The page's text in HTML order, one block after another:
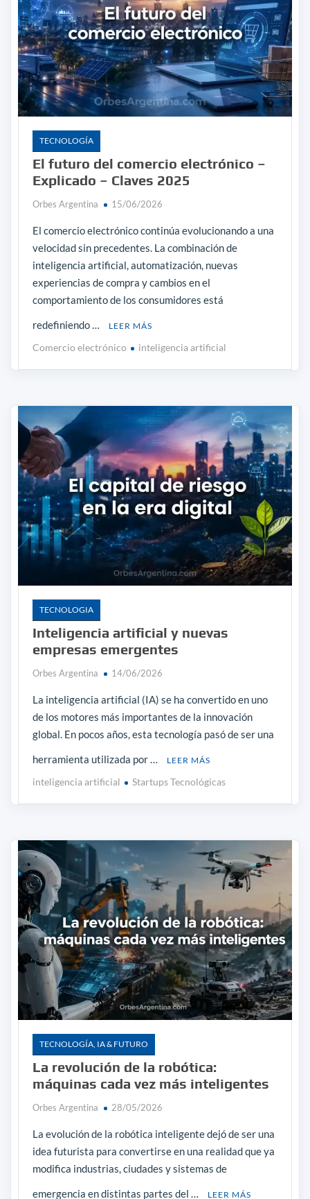
TECNOLOGÍA
El futuro del comercio electrónico –
Explicado – Claves 2025
Orbes Argentina 15/06/2026
El comercio electrónico continúa evolucionando a una
velocidad sin precedentes. La combinación de
inteligencia artificial, automatización, nuevas
experiencias de compra y cambios en el
comportamiento de los consumidores está
redefiniendo …
LEER MÁS
Comercio electrónico inteligencia artificial
TECNOLOGIA
Inteligencia artificial y nuevas
empresas emergentes
Orbes Argentina 14/06/2026
La inteligencia artificial (IA) se ha convertido en uno
de los motores más importantes de la innovación
global. En pocos años, esta tecnología pasó de ser una
herramienta utilizada por …
LEER MÁS
inteligencia artificial Startups Tecnológicas
TECNOLOGÍA, IA & FUTURO
La revolución de la robótica:
máquinas cada vez más inteligentes
Orbes Argentina 28/05/2026
La evolución de la robótica inteligente dejó de ser una
idea futurista para convertirse en una realidad que ya
modifica industrias, ciudades y sistemas de
emergencia en distintas partes del …
LEER MÁS